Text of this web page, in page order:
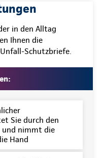
in den Alltag
Ihnen die
Schutzbriefe.
Sie durch den
und nimmt die
Hand